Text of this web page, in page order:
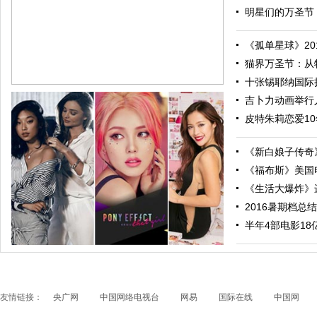
跟随电影去旅行：布拉格 在这里邂逅特工、寻找浪漫
明星们的万圣
《孤单星球》
猫界万圣节：
十张锡耶纳国
吉卜力动画举
皮特朱莉恋爱
《新白娘子传
《福布斯》美
《生活大爆炸
2016暑期档总
半年4部电影18
友情链接： 央广网 中国网络电视台 网易 国际在线 中国网